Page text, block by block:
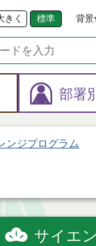
きく 標準 背景
部署
ンジプログラム
サイエ